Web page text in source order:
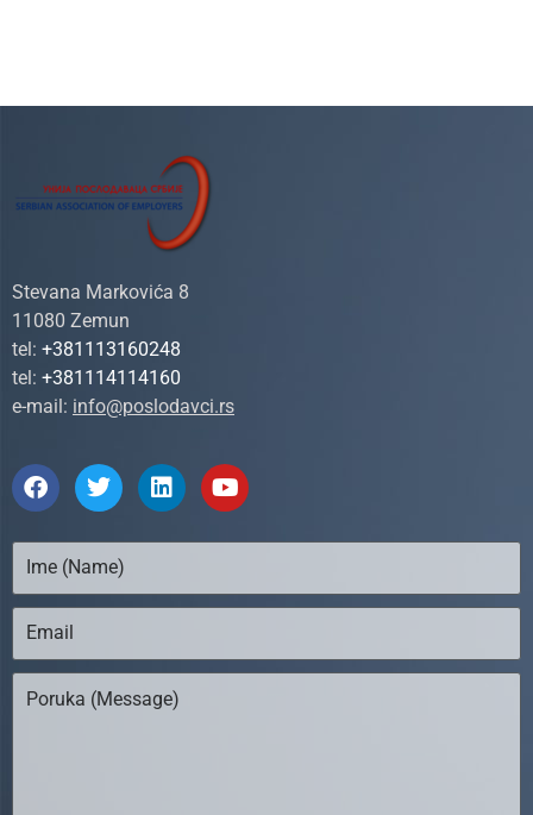
Stevana Markovića 8
11080 Zemun
tel: +381113160248
tel: +381114114160
e-mail: info@poslodavci.rs